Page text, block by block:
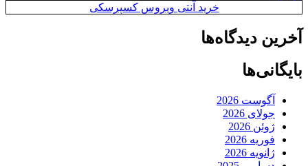
خرید آنتی ویروس کسپرسکی
آخرین دیدگاه‌ها
بایگانی‌ها
آگوست 2026
جولای 2026
ژوئن 2026
فوریه 2026
ژانویه 2026